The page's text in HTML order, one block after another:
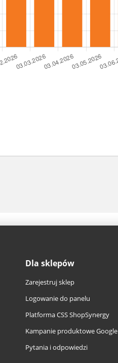
Dla sklepów
Zarejestruj sklep
Logowanie do panelu
Platforma CSS ShopSynergy
Kampanie produktowe Google
Pytania i odpowiedzi